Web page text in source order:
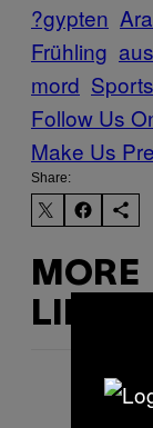
?gypten
Frühling
mord Sports
Follow Us
Make Us
Share:
MORE
LIKE